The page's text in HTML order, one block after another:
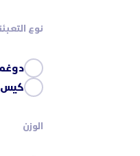
نوع التعبئة
دوغما
كيس
الوزن